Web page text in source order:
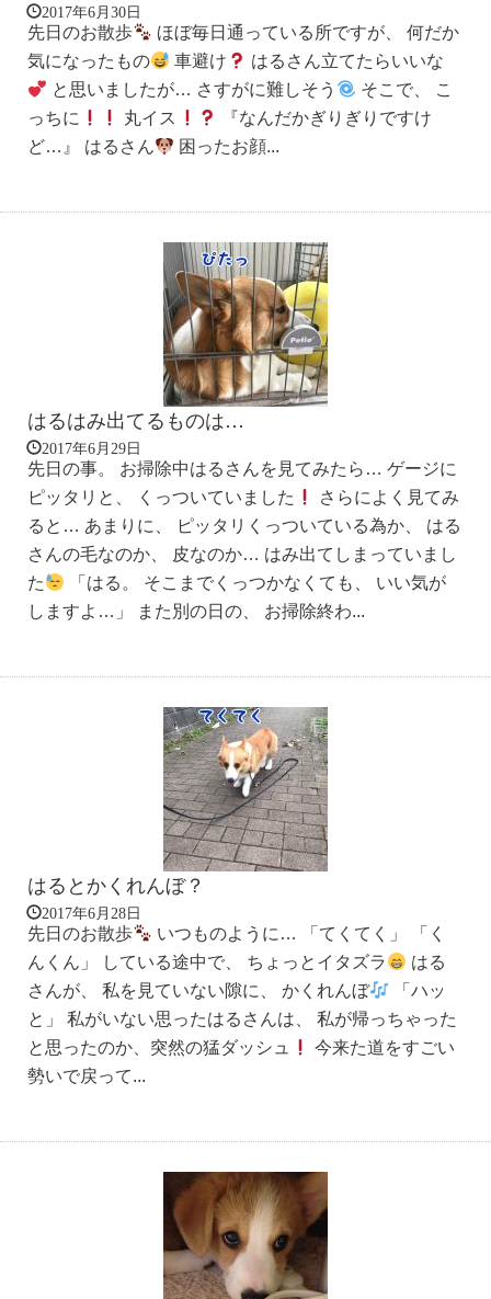
2017年6月30日
先日のお散歩
ほぼ毎日通っている所ですが、 何だか
気になったもの
車避け
はるさん立てたらいいな
と思いましたが… さすがに難しそう
そこで、 こ
っちに
丸イス
『なんだかぎりぎりですけ
ど…』 はるさん
困ったお顔...
はるはみ出てるものは…
2017年6月29日
先日の事。 お掃除中はるさんを見てみたら… ゲージに
ピッタリと、 くっついていました
さらによく見てみ
ると… あまりに、 ピッタリくっついている為か、 はる
さんの毛なのか、 皮なのか… はみ出てしまっていまし
た
「はる。 そこまでくっつかなくても、 いい気が
しますよ…」 また別の日の、 お掃除終わ...
はるとかくれんぼ？
2017年6月28日
先日のお散歩
いつものように… 「てくてく」 「く
んくん」 している途中で、 ちょっとイタズラ
はる
さんが、 私を見ていない隙に、 かくれんぼ
「ハッ
と」 私がいない思ったはるさんは、 私が帰っちゃった
と思ったのか、突然の猛ダッシュ
今来た道をすごい
勢いで戻って...